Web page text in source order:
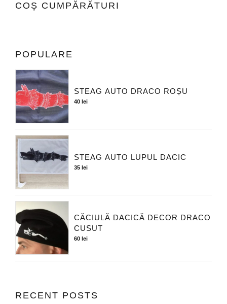
COȘ CUMPĂRĂTURI
POPULARE
STEAG AUTO DRACO ROȘU
40 lei
STEAG AUTO LUPUL DACIC
35lei
CĂCIULĂ DACICĂ DECOR DRACO
CUSUT
60 lei
RECENT POSTS